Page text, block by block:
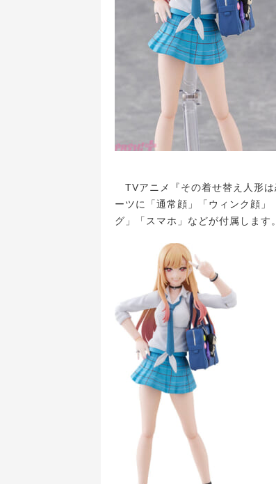
TVアニメ『その着せ替え人形
ーツに「通常顔」「ウィンク顔
グ」「スマホ」などが付属します。